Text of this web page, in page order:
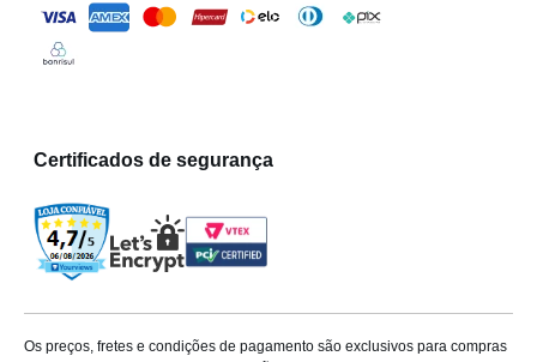
Certificados de segurança
Os preços, fretes e condições de pagamento são exclusivos para compras